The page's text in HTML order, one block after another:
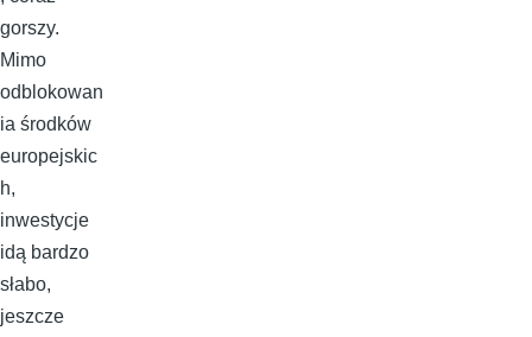
gorszy.
Mimo
odblokowan
ia środków
europejskic
h,
inwestycje
idą bardzo
słabo,
jeszcze